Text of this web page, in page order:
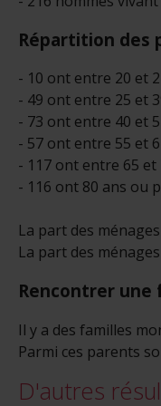
Répartition des
- 10 ont entre 20 et
- 49 ont entre 25 et
- 73 ont entre 40 et
- 57 ont entre 55 et
- 117 ont entre 65 et
- 116 ont 80 ans ou
La part des
La part des
Rencontrer une
Il y a des familles
Parmi ces parents
D'autres